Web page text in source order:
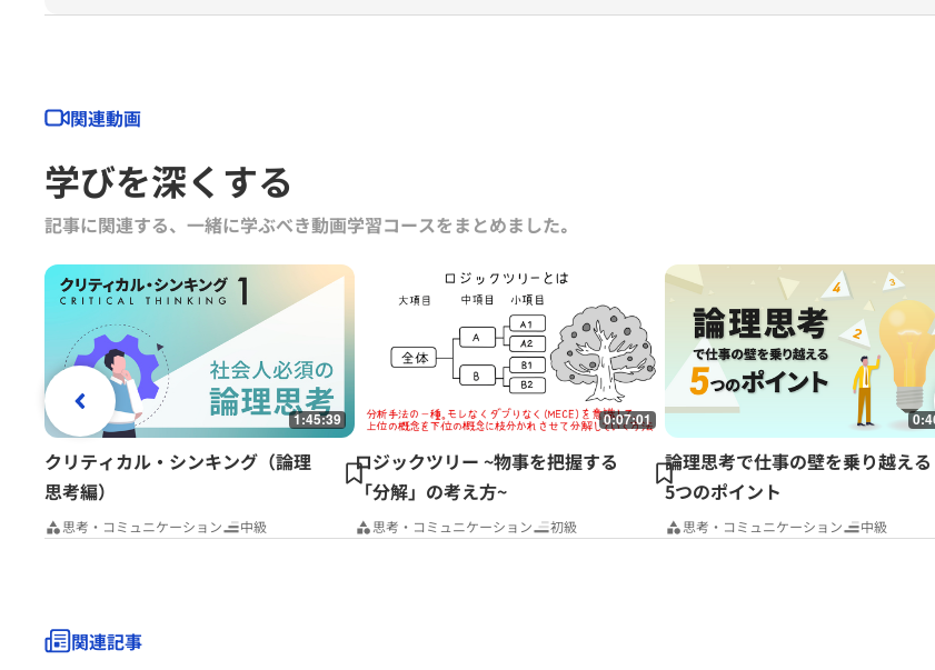
関連動画
学びを深くする
記事に関連する、一緒に学ぶべき動画学習コースをまとめました｡
1:45:39
クリティカル・シンキング（論理
思考編）
思考・コミュニケーション 中級
0:07:01
ロジックツリー ~物事を把握する
「分解」の考え方~
思考・コミュニケーション 初級
論理思考で仕事の壁を乗り越える
5つのポイント
思考・コミュニケーション 中級
関連記事